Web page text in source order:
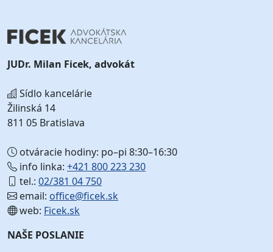
JUDr. Milan Ficek, advokát
Sídlo kancelárie
Žilinská 14
811 05 Bratislava
otváracie hodiny: po–pi 8:30–16:30
info linka: +421 800 223 230
tel.: 02/381 04 750
email: office@ficek.sk
web: Ficek.sk
NAŠE POSLANIE